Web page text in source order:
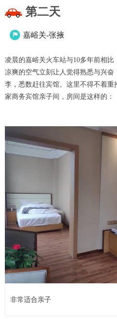
第二天
 嘉峪关-张掖
凌晨的嘉峪关火车站与10多年前相
凉爽的空气立刻让人觉得熟悉与兴
李，悉数赶往宾馆。这里不得不着
家商务宾馆亲子间，房间是这样的：
非常适合亲子